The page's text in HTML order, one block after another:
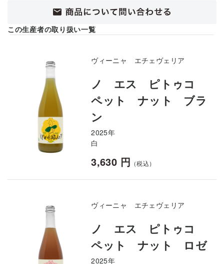
この生産者の取り扱い一覧
ヴィーニャ エチェヴェリア
ノ エス ピトゥコ
ペット ナット ブラ
ン
2025年
白
3,630 円 （税込）
ヴィーニャ エチェヴェリア
ノ エス ピトゥコ
ペット ナット ロゼ
2025年